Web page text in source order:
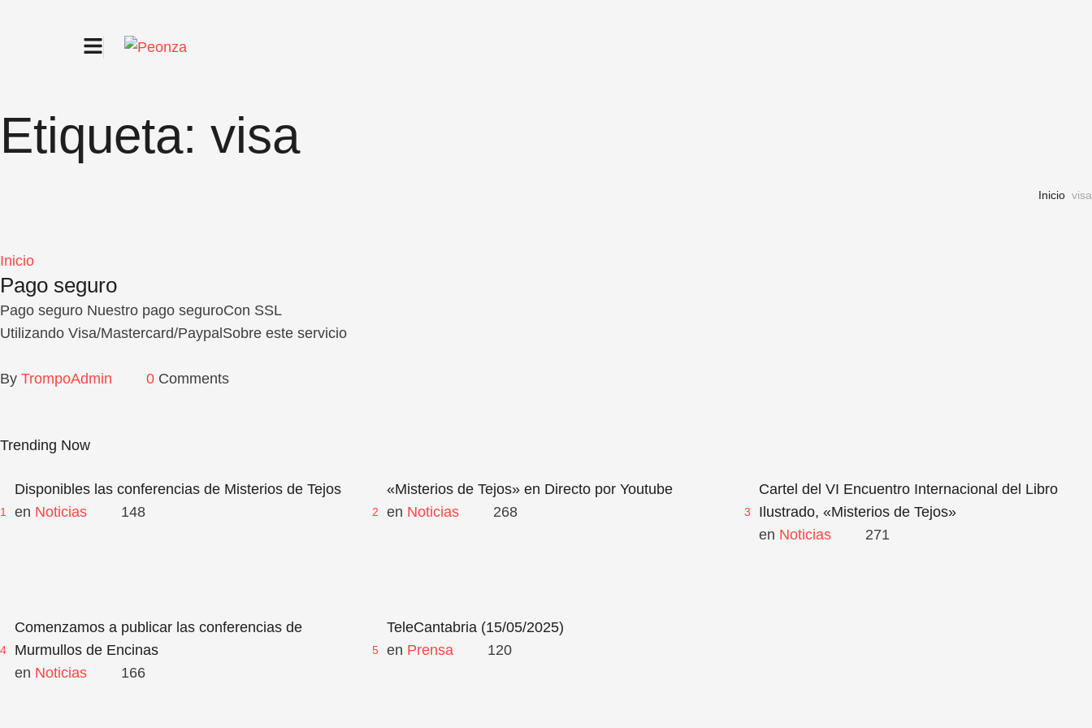
Etiqueta: visa
Inicio visa
Inicio
Pago seguro
Pago seguro Nuestro pago seguroCon SSL
Utilizando Visa/Mastercard/PaypalSobre este servicio
By TrompoAdmin 0 Comments
Trending Now
1
Disponibles las conferencias de Misterios de Tejos
en Noticias 148 2
«Misterios de Tejos» en Directo por Youtube
en Noticias 268 3
Cartel del VI Encuentro Internacional del Libro
Ilustrado, «Misterios de Tejos»
en Noticias 271
4
Comenzamos a publicar las conferencias de
Murmullos de Encinas
en Noticias 166
5
TeleCantabria (15/05/2025)
en Prensa 120